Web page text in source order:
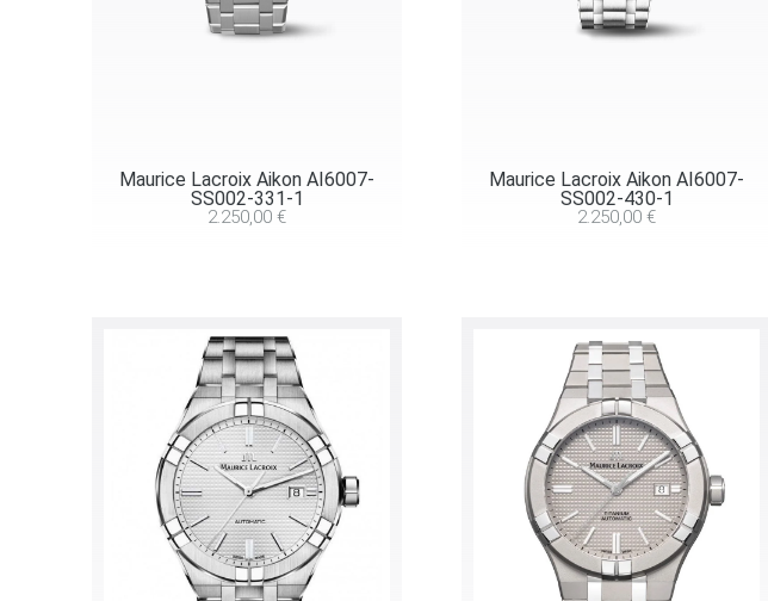
Maurice Lacroix Aikon AI6007-
SS002-331-1
2.250,00€
Maurice Lacroix Aikon AI6007-
SS002-430-1
2.250,00€